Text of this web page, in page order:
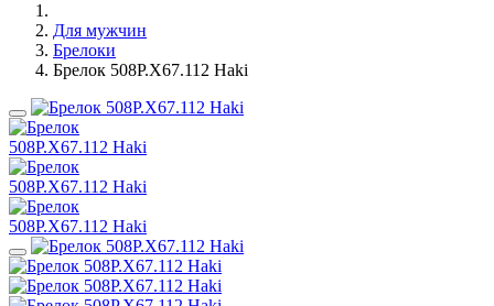
Для мужчин
Брелоки
Брелок 508P.X67.112 Haki